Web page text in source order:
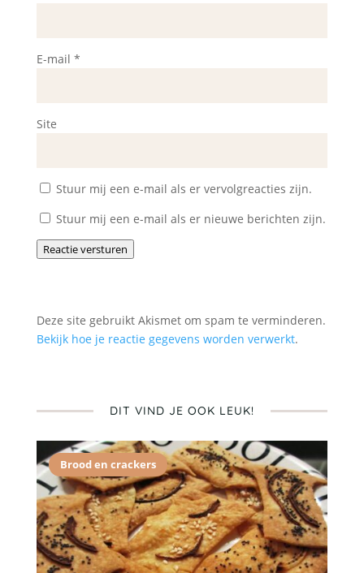
E-mail *
Site
Stuur mij een e-mail als er vervolgreacties zijn.
Stuur mij een e-mail als er nieuwe berichten zijn.
Reactie versturen
Deze site gebruikt Akismet om spam te verminderen.
Bekijk hoe je reactie gegevens worden verwerkt.
DIT VIND JE OOK LEUK!
Brood en crackers